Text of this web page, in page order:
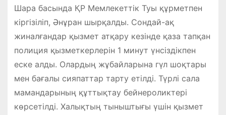
Шара басында ҚР Мемлекеттік Туы құрметпен
кіргізіліп, Әнұран шырқалды. Сондай-ақ
жиналғандар қызмет атқару кезінде қаза тапқан
полиция қызметкерлерін 1 минут үнсіздікпен
еске алды. Олардың жұбайларына гүл шоқтары
мен бағалы сияпаттар тарту етілді. Түрлі сала
мамандарының құттықтау бейнероликтері
көрсетілді. Халықтың тыныштығы үшін қызмет